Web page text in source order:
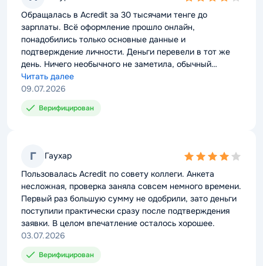
rating
Обращалась в Acredit за 30 тысячами тенге до
зарплаты. Всё оформление прошло онлайн,
понадобились только основные данные и
подтверждение личности. Деньги перевели в тот же
день. Ничего необычного не заметила, обычный
микрокредит, который лучше возвращать без
задержек.
Читать далее
09.07.2026
Верифицирован
Г Гаухар
4,0
rating
Пользовалась Acredit по совету коллеги. Анкета
несложная, проверка заняла совсем немного времени.
Первый раз большую сумму не одобрили, зато деньги
поступили практически сразу после подтверждения
заявки. В целом впечатление осталось хорошее.
03.07.2026
Верифицирован